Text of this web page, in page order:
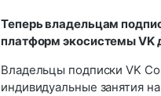
Теперь владельцам
платформ экосистемы VK
Владельцы подписки VK
индивидуальные занятия